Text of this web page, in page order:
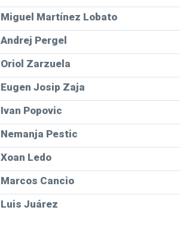
Miguel Martínez Lobato
Andrej Pergel
Oriol Zarzuela
Eugen Josip Zaja
Ivan Popovic
Nemanja Pestic
Xoan Ledo
Marcos Cancio
Luis Juárez